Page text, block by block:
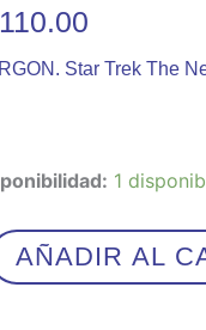
Star Trek The
1
AÑADIR AL